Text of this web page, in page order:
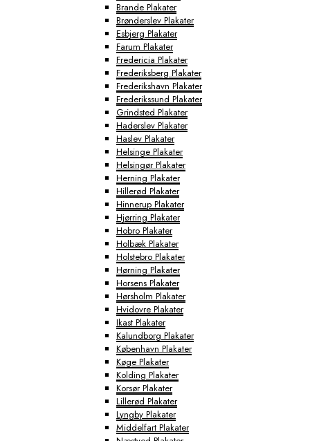
Brande Plakater
Brønderslev Plakater
Esbjerg Plakater
Farum Plakater
Fredericia Plakater
Frederiksberg Plakater
Frederikshavn Plakater
Frederikssund Plakater
Grindsted Plakater
Haderslev Plakater
Haslev Plakater
Helsinge Plakater
Helsingør Plakater
Herning Plakater
Hillerød Plakater
Hinnerup Plakater
Hjørring Plakater
Hobro Plakater
Holbæk Plakater
Holstebro Plakater
Hørning Plakater
Horsens Plakater
Hørsholm Plakater
Hvidovre Plakater
Ikast Plakater
Kalundborg Plakater
København Plakater
Køge Plakater
Kolding Plakater
Korsør Plakater
Lillerød Plakater
Lyngby Plakater
Middelfart Plakater